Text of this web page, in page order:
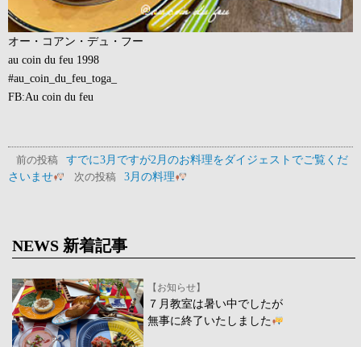
オー・コアン・デュ・フー
au coin du feu 1998
#au_coin_du_feu_toga_
FB:Au coin du feu
前の投稿
すでに3月ですが2月のお料理をダイジェストでご覧くだ
さいませ
次の投稿 3月の料理
NEWS 新着記事
【お知らせ】
７月教室は暑い中でしたが
無事に終了いたしました